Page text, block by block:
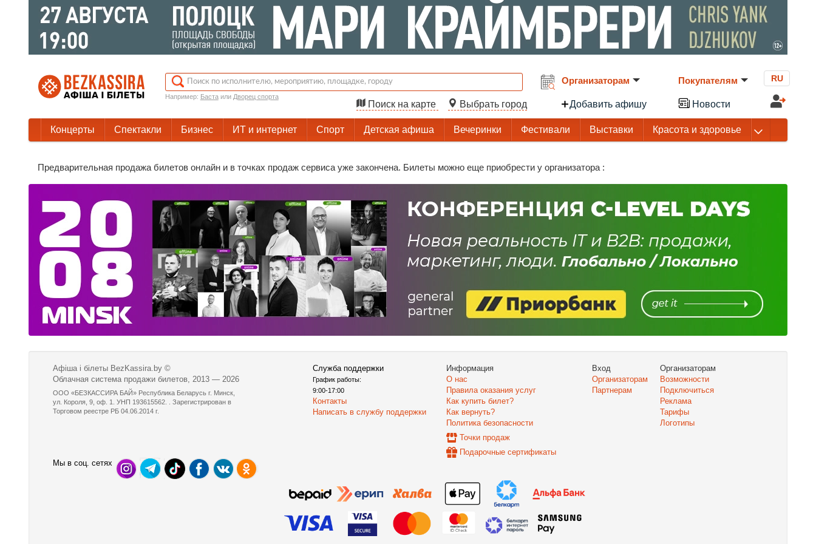
Например: Бастаили Дворец спорта
Поиск на карте Выбрать город
Организаторам
Добавить афишу
Покупателям
Новости
RU
Концерты Спектакли Бизнес ИТ и интернет Спорт Детская афиша Вечеринки Фестивали Выставки Красота и здоровье
Предварительная продажа билетов онлайн и в точках продаж сервиса уже закончена. Билеты можно еще приобрести у организатора :
Афіша і білеты BezKassira.by ©
Облачная система продажи билетов, 2013 — 2026
ООО «БЕЗКАССИРА БАЙ» Республика Беларусь г. Минск,
ул. Короля, 9, оф. 1. УНП 193615562. . Зарегистрирован в
Торговом реестре РБ 04.06.2014 г.
Служба поддержки
График работы:
9:00-17:00
Контакты
Написать в службу поддержки
Информация
О нас
Правила оказания услуг
Как купить билет?
Как вернуть?
Политика безопасности
Точки продаж
Подарочные сертификаты
Вход
Организаторам
Партнерам
Организаторам
Возможности
Подключиться
Реклама
Тарифы
Логотипы
Мы в соц. сетях